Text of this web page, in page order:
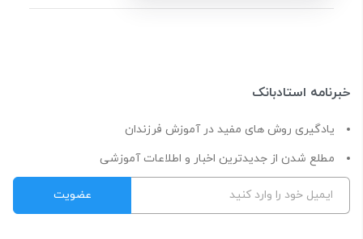
خبرنامه استادبانک
یادگیری روش های مفید در آموزش فرزندان
مطلع شدن از جدیدترین اخبار و اطلاعات آموزشی